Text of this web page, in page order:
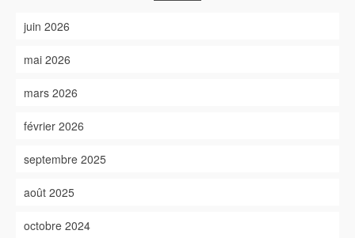
juin 2026
mai 2026
mars 2026
février 2026
septembre 2025
août 2025
octobre 2024